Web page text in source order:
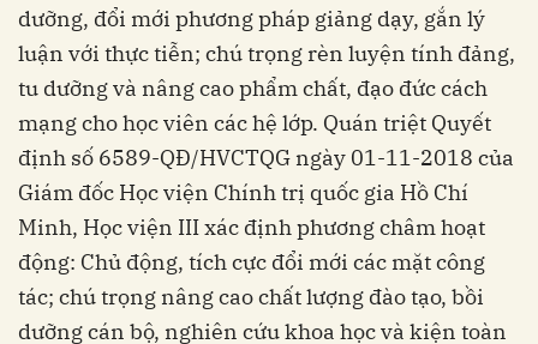
dưỡng, đổi mới phương pháp giảng dạy, gắn lý
luận với thực tiễn; chú trọng rèn luyện tính đảng,
tu dưỡng và nâng cao phẩm chất, đạo đức cách
mạng cho học viên các hệ lớp. Quán triệt Quyết
định số 6589-QĐ/HVCTQG ngày 01-11-2018 của
Giám đốc Học viện Chính trị quốc gia Hồ Chí
Minh, Học viện III xác định phương châm hoạt
động: Chủ động, tích cực đổi mới các mặt công
tác; chú trọng nâng cao chất lượng đào tạo, bồi
dưỡng cán bộ, nghiên cứu khoa học và kiện toàn